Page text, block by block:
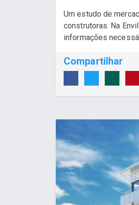
Um estudo de
construtoras. Na
informações
Compartilhar